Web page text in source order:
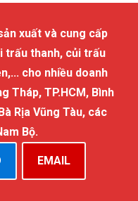
xuất và cung cấp
trấu thanh, củi trấu
cho nhiều doanh
Tháp, TP.HCM, Bình
Rịa Vũng Tàu, các
Bộ.
EMAIL